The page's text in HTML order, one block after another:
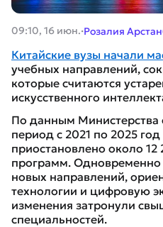
09:10, 16 июн.·Розалия
Китайские вузы начали
учебных направлений,
которые считаются
искусственного
По данным Министерства
период с 2021 по 2025
приостановлено около
программ. Одновременно
новых направлений,
технологии и цифровую
изменения затронули
специальностей.